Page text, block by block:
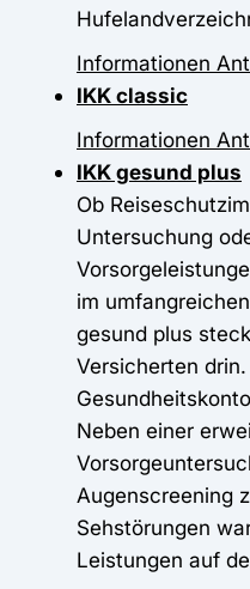
Informationen
IKK classic
Informationen
IKK gesund plus
Ob
Untersuchung
im
gesund plus
Versicherten
Neben einer
Augenscreening
Sehstörungen
Leistungen auf